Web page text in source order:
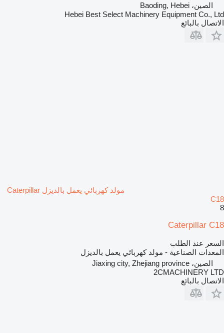
الصين، Baoding, Hebei
Hebei Best Select Machinery Equipment Co., Ltd
الاتصال بالبائع
مولد كهربائي يعمل بالديزل Caterpillar
C18
8
Caterpillar C18
السعر عند الطلب
المعدات الصناعية - مولد كهربائي يعمل بالديزل
الصين، Jiaxing city, Zhejiang province
2CMACHINERY LTD
الاتصال بالبائع